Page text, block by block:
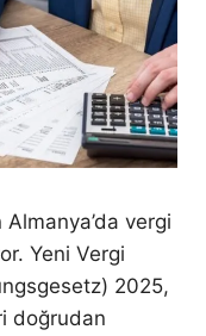
vergi
Yeni Vergi
2025,
doğrudan